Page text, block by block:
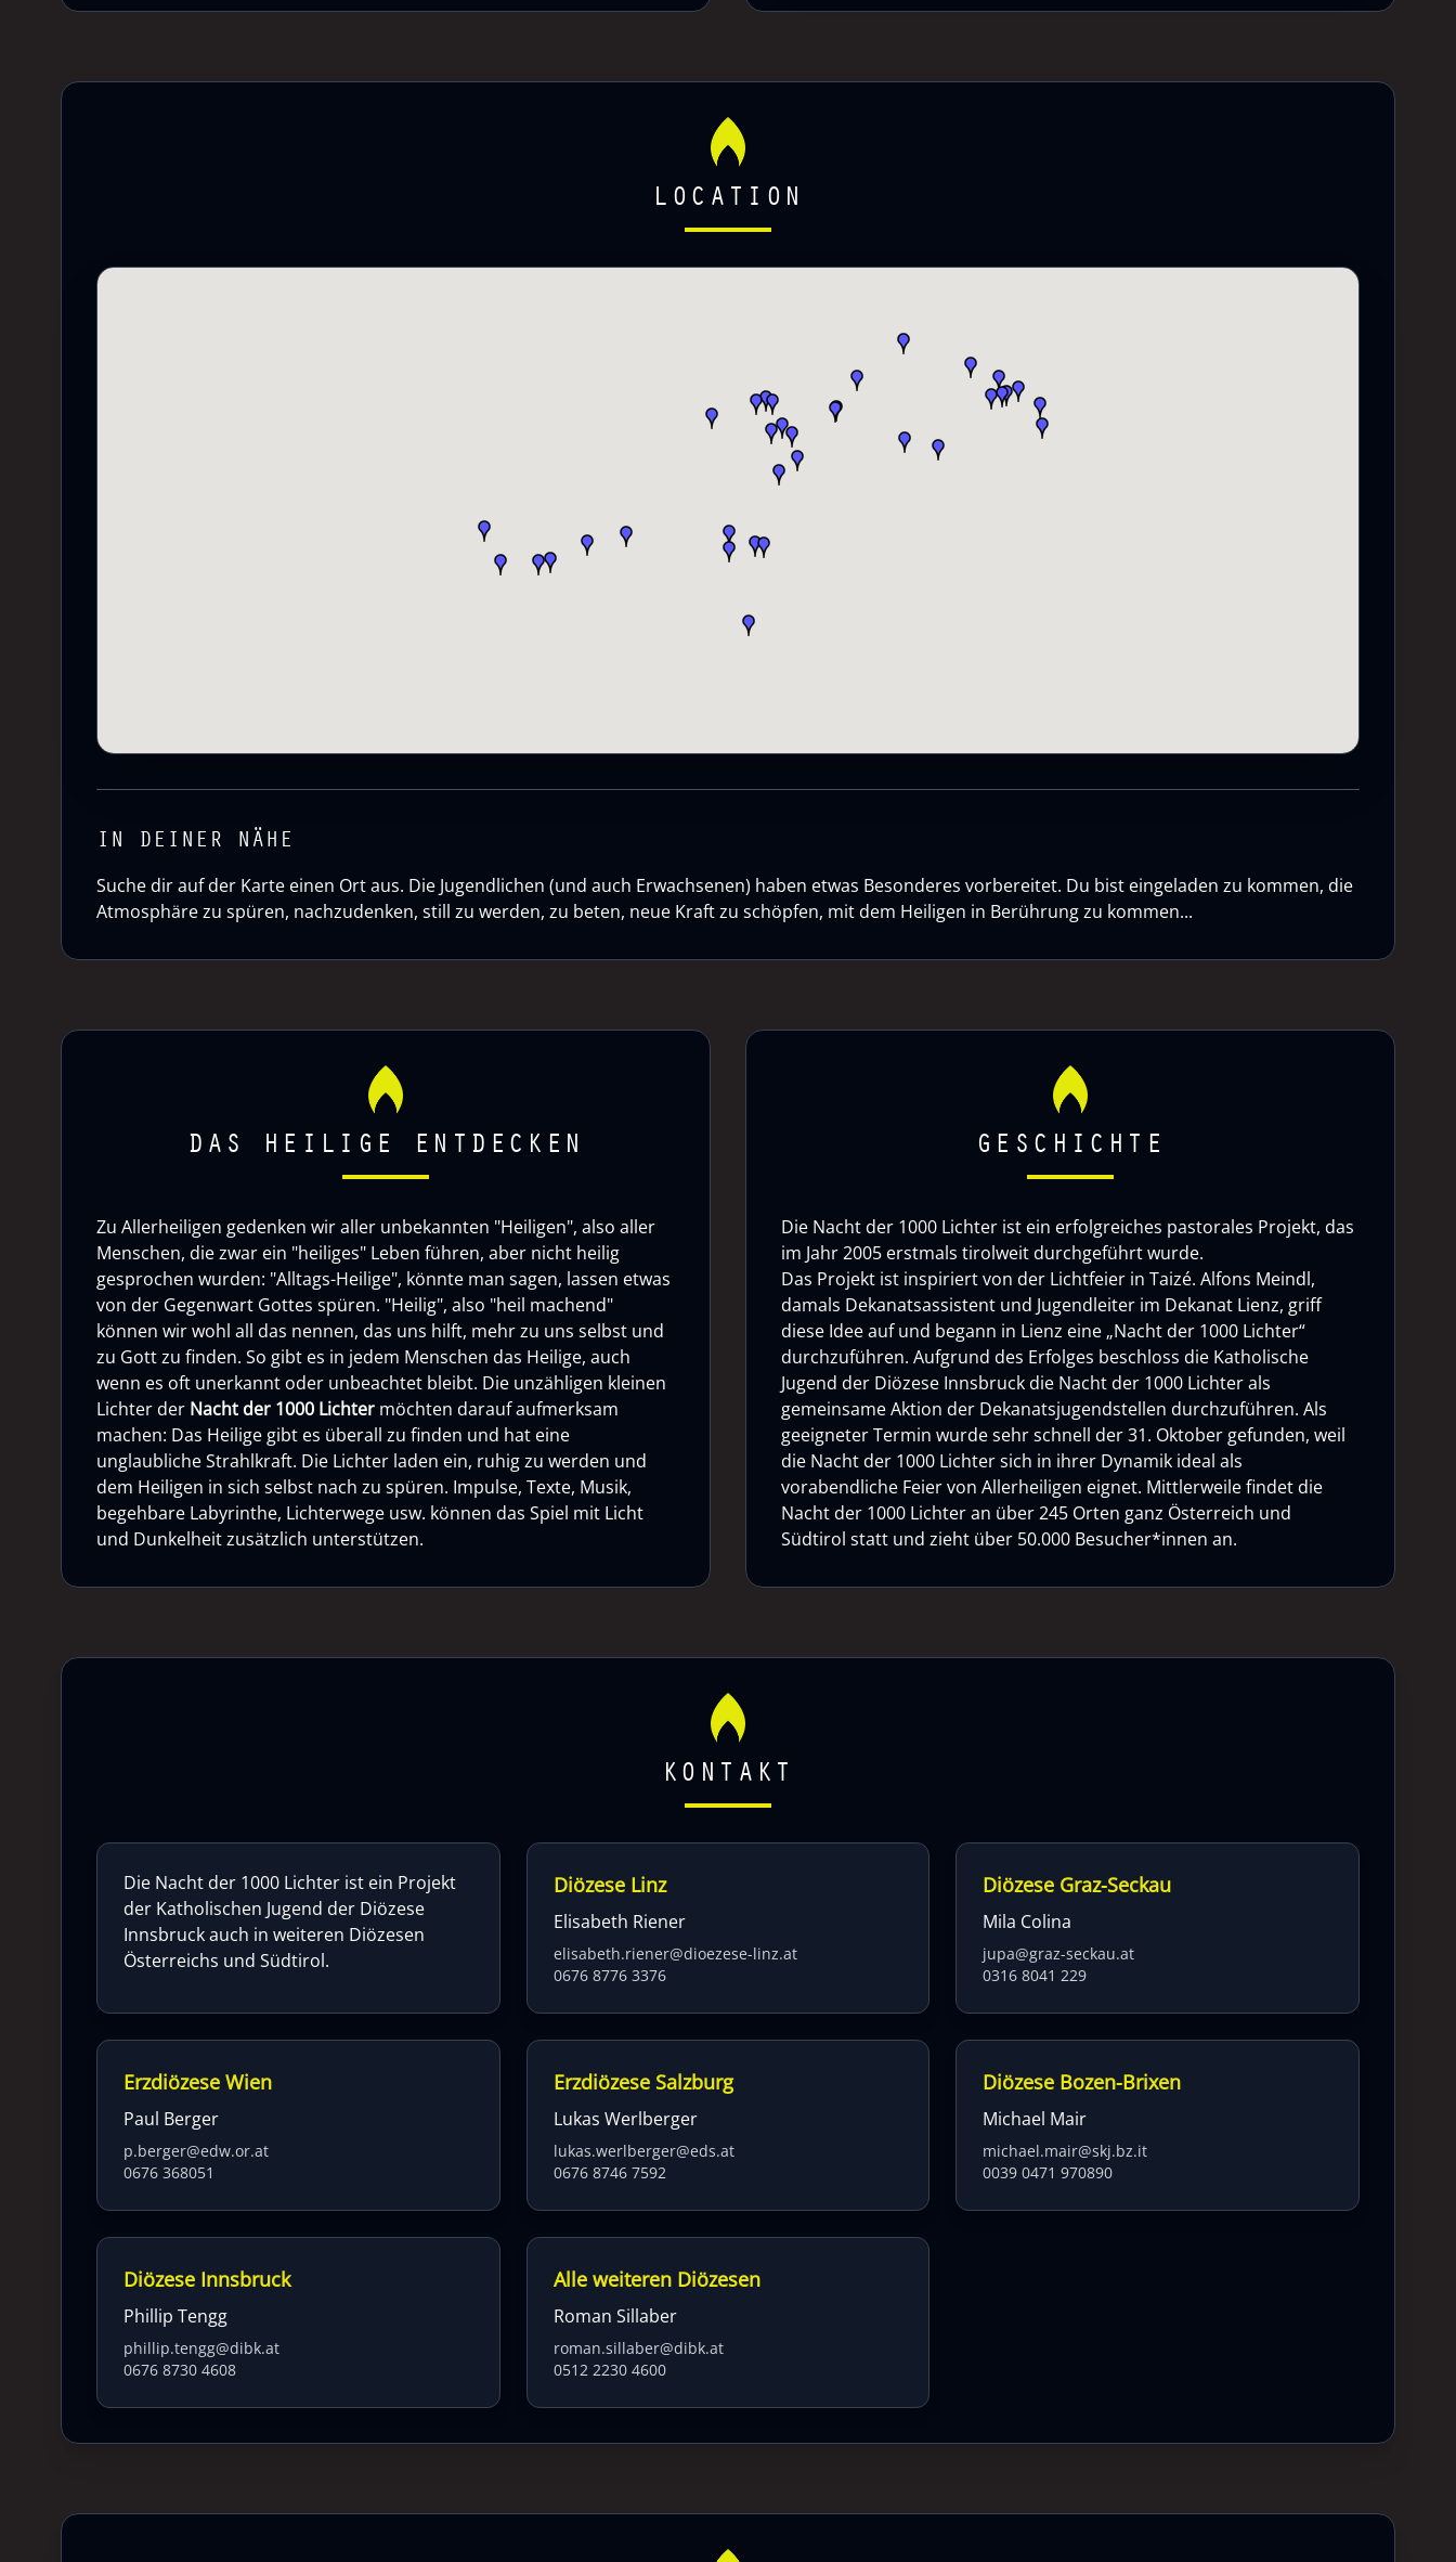
LOCATION
IN DEINER NÄHE
Suche dir auf der Karte einen Ort aus. Die Jugendlichen (und auch Erwachsenen) haben etwas Besonderes vorbereitet. Du bist eingeladen zu kommen, die
Atmosphäre zu spüren, nachzudenken, still zu werden, zu beten, neue Kraft zu schöpfen, mit dem Heiligen in Berührung zu kommen...
DAS HEILIGE ENTDECKEN
Zu Allerheiligen gedenken wir aller unbekannten "Heiligen", also aller
Menschen, die zwar ein "heiliges" Leben führen, aber nicht heilig
gesprochen wurden: "Alltags-Heilige", könnte man sagen, lassen etwas
von der Gegenwart Gottes spüren. "Heilig", also "heil machend"
können wir wohl all das nennen, das uns hilft, mehr zu uns selbst und
zu Gott zu finden. So gibt es in jedem Menschen das Heilige, auch
wenn es oft unerkannt oder unbeachtet bleibt. Die unzähligen kleinen
Lichter der Nacht der 1000 Lichter möchten darauf aufmerksam
machen: Das Heilige gibt es überall zu finden und hat eine
unglaubliche Strahlkraft. Die Lichter laden ein, ruhig zu werden und
dem Heiligen in sich selbst nach zu spüren. Impulse, Texte, Musik,
begehbare Labyrinthe, Lichterwege usw. können das Spiel mit Licht
und Dunkelheit zusätzlich unterstützen.
GESCHICHTE
Die Nacht der 1000 Lichter ist ein erfolgreiches pastorales Projekt, das
im Jahr 2005 erstmals tirolweit durchgeführt wurde.
Das Projekt ist inspiriert von der Lichtfeier in Taizé. Alfons Meindl,
damals Dekanatsassistent und Jugendleiter im Dekanat Lienz, griff
diese Idee auf und begann in Lienz eine „Nacht der 1000 Lichter“
durchzuführen. Aufgrund des Erfolges beschloss die Katholische
Jugend der Diözese Innsbruck die Nacht der 1000 Lichter als
gemeinsame Aktion der Dekanatsjugendstellen durchzuführen. Als
geeigneter Termin wurde sehr schnell der 31. Oktober gefunden, weil
die Nacht der 1000 Lichter sich in ihrer Dynamik ideal als
vorabendliche Feier von Allerheiligen eignet. Mittlerweile findet die
Nacht der 1000 Lichter an über 245 Orten ganz Österreich und
Südtirol statt und zieht über 50.000 Besucher*innen an.
KONTAKT
Die Nacht der 1000 Lichter ist ein Projekt
der Katholischen Jugend der Diözese
Innsbruck auch in weiteren Diözesen
Österreichs und Südtirol.
Diözese Linz
Elisabeth Riener
elisabeth.riener@dioezese-linz.at
0676 8776 3376
Diözese Graz-Seckau
Mila Colina
jupa@graz-seckau.at
0316 8041 229
Erzdiözese Wien
Paul Berger
p.berger@edw.or.at
0676 368051
Erzdiözese Salzburg
Lukas Werlberger
lukas.werlberger@eds.at
0676 8746 7592
Diözese Bozen-Brixen
Michael Mair
michael.mair@skj.bz.it
0039 0471 970890
Diözese Innsbruck
Phillip Tengg
phillip.tengg@dibk.at
0676 8730 4608
Alle weiteren Diözesen
Roman Sillaber
roman.sillaber@dibk.at
0512 2230 4600